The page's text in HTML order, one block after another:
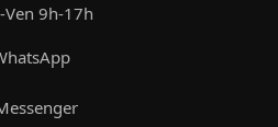
Ven 9h-17h